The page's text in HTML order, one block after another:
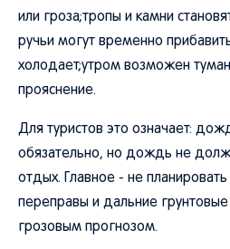
или гроза;тропы и камни
ручьи могут временно
холодает;утром возможен
прояснение.
Для туристов это означает:
обязательно, но дождь не
отдых. Главное - не
переправы и дальние
грозовым прогнозом.